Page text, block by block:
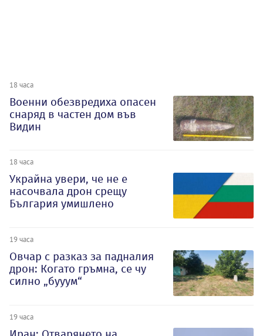
18 часа
Военни обезвредиха опасен
снаряд в частен дом във
Видин
18 часа
Украйна увери, че не е
насочвала дрон срещу
България умишлено
19 часа
Овчар с разказ за падналия
дрон: Когато гръмна, се чу
силно „бууум“
19 часа